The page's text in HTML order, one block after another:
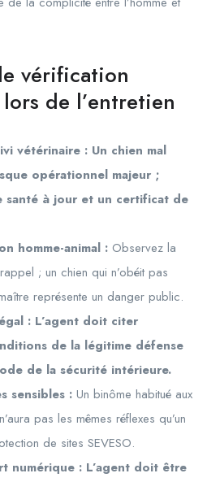
vérification
de l’entretien
vétérinaire : Un chien mal
opérationnel majeur ;
santé à jour et un certificat de
homme-animal : Observez la
; un chien qui n’obéit pas
représente un danger public.
: L’agent doit citer
de la légitime défense
de la sécurité intérieure.
sensibles : Un binôme habitué aux
pas les mêmes réflexes qu’un
de sites SEVESO.
numérique : L’agent doit être